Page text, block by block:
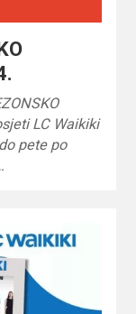
LC Waikiki
pete po